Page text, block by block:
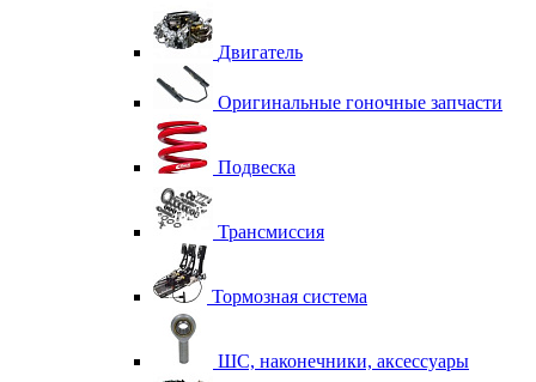
Двигатель
Оригинальные гоночные запчасти
Подвеска
Трансмиссия
Тормозная система
ШС, наконечники, аксессуары